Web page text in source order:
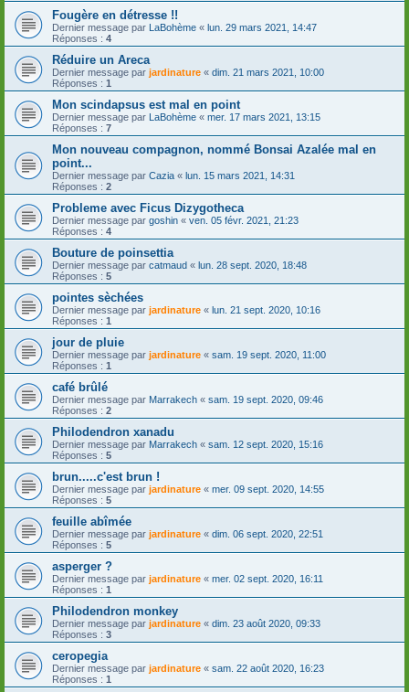
Fougère en détresse !!
Dernier message par LaBohème « lun. 29 mars 2021, 14:47
Réponses : 4
Réduire un Areca
Dernier message par jardinature « dim. 21 mars 2021, 10:00
Réponses : 1
Mon scindapsus est mal en point
Dernier message par LaBohème « mer. 17 mars 2021, 13:15
Réponses : 7
Mon nouveau compagnon, nommé Bonsai Azalée mal en
point...
Dernier message par Cazia « lun. 15 mars 2021, 14:31
Réponses : 2
Probleme avec Ficus Dizygotheca
Dernier message par goshin « ven. 05 févr. 2021, 21:23
Réponses : 4
Bouture de poinsettia
Dernier message par catmaud « lun. 28 sept. 2020, 18:48
Réponses : 5
pointes sèchées
Dernier message par jardinature « lun. 21 sept. 2020, 10:16
Réponses : 1
jour de pluie
Dernier message par jardinature « sam. 19 sept. 2020, 11:00
Réponses : 1
café brûlé
Dernier message par Marrakech « sam. 19 sept. 2020, 09:46
Réponses : 2
Philodendron xanadu
Dernier message par Marrakech « sam. 12 sept. 2020, 15:16
Réponses : 5
brun.....c'est brun !
Dernier message par jardinature « mer. 09 sept. 2020, 14:55
Réponses : 5
feuille abîmée
Dernier message par jardinature « dim. 06 sept. 2020, 22:51
Réponses : 5
asperger ?
Dernier message par jardinature « mer. 02 sept. 2020, 16:11
Réponses : 1
Philodendron monkey
Dernier message par jardinature « dim. 23 août 2020, 09:33
Réponses : 3
ceropegia
Dernier message par jardinature « sam. 22 août 2020, 16:23
Réponses : 1